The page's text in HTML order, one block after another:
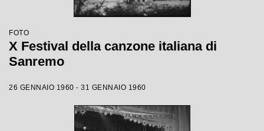
FOTO
X Festival della canzone italiana di
Sanremo
26 GENNAIO 1960 - 31 GENNAIO 1960